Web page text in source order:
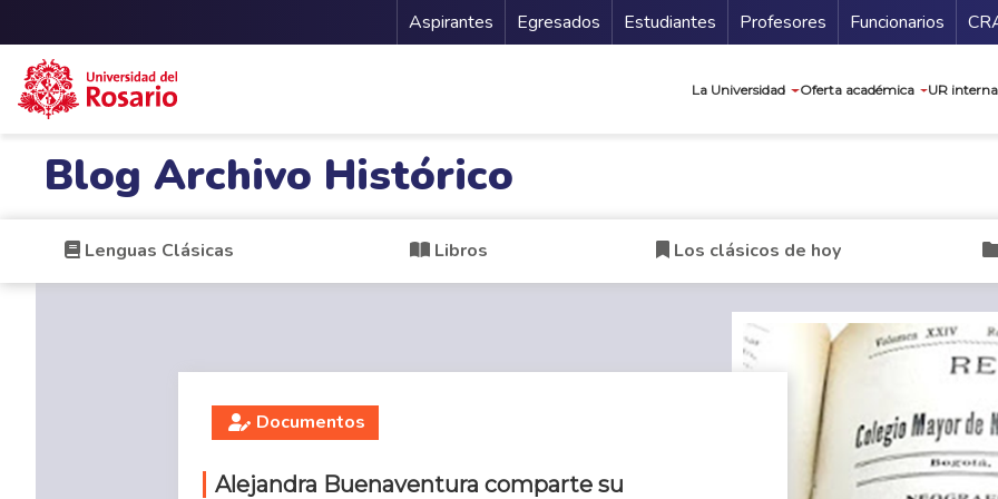
Menu Secundario
Aspirantes Egresados Estudiantes Profesores Funcionarios
La Universidad Oferta académica UR
Blog Archivo Histórico
Lenguas Clásicas Libros Los clásicos de hoy
Documentos
Alejandra Buenaventura comparte su